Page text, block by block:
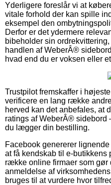
Yderligere foreslår vi at
vitale forhold der kan spille
eksempel den
Derfor er det ydermere
bibeholder sin
handlen af WeberÂ®
hvad end du er voksen eller
Trustpilot fremskaffer i
verificere en lang række
herved kan det anbefales, at
ratings af WeberÂ® sidebord
du lægger din bestilling.
Facebook genererer
at få kendskab til e-butikkens
række online firmaer som gør
anmeldelse af
bruges til at vurdere hvor